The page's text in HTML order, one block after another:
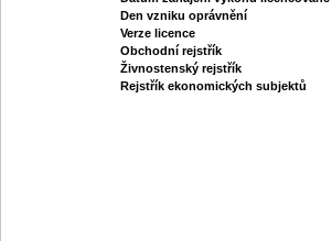
Den vzniku oprávnění
Verze licence
Obchodní rejstřík
Živnostenský rejstřík
Rejstřík ekonomických subjektů